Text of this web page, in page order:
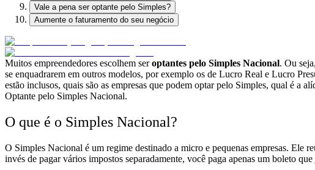
Vale a pena ser optante pelo Simples?
Aumente o faturamento do seu negócio
Muitos empreendedores escolhem seroptantes pelo Simples Nacional. Ou
se enquadrarem em outros modelos, por exemplo os de Lucro Real e Lucro
estão inclusos, quais são as empresas que podem optar pelo Simples, qual é a
Optante pelo Simples Nacional.
O que é o Simples Nacional?
O Simples Nacional é um regime destinado a micro e pequenas empresas. Ele
invés de pagar vários impostos separadamente, você paga apenas um boleto